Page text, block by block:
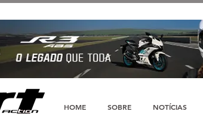
HOME SOBRE NOTÍCIAS